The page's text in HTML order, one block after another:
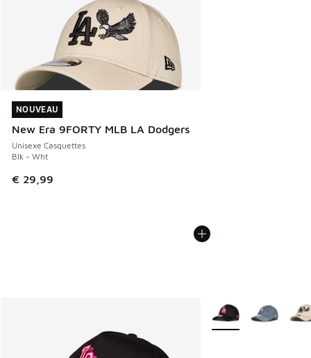
NOUVEAU
New Era 9FORTY MLB LA Dodgers
Unisexe Casquettes
Blk - Wht
€ 29,99
NOUVEAU
Plus de couleurs